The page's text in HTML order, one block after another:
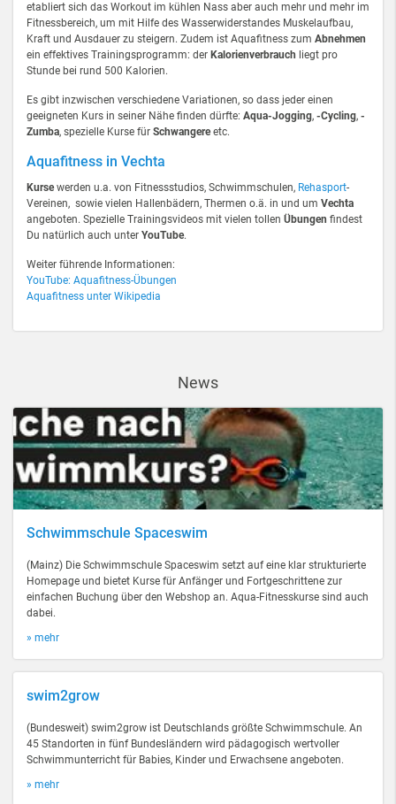
etabliert sich das Workout im kühlen Nass aber auch mehr und mehr im
Fitnessbereich, um mit Hilfe des Wasserwiderstandes Muskelaufbau,
Kraft und Ausdauer zu steigern. Zudem ist Aquafitness zum Abnehmen
ein effektives Trainingsprogramm: der Kalorienverbrauch liegt pro
Stunde bei rund 500 Kalorien.
Es gibt inzwischen verschiedene Variationen, so dass jeder einen
geeigneten Kurs in seiner Nähe finden dürfte: Aqua-Jogging, -Cycling, -
Zumba, spezielle Kurse für Schwangereetc.
Aquafitness in Vechta
Kursewerden u.a. von Fitnessstudios, Schwimmschulen, Rehasport-
Vereinen, sowie vielen Hallenbädern, Thermen o.ä. in und um Vechta
angeboten. Spezielle Trainingsvideos mit vielen tollen Übungen findest
Du natürlich auch unter YouTube.
Weiter führende Informationen:
YouTube: Aquafitness-Übungen
Aquafitness unter Wikipedia
News
Schwimmschule Spaceswim
(Mainz) Die Schwimmschule Spaceswim setzt auf eine klar strukturierte
Homepage und bietet Kurse für Anfänger und Fortgeschrittene zur
einfachen Buchung über den Webshop an. Aqua-Fitnesskurse sind auch
dabei.
» mehr
swim2grow
(Bundesweit) swim2grow ist Deutschlands größte Schwimmschule. An
45 Standorten in fünf Bundesländern wird pädagogisch wertvoller
Schwimmunterricht für Babies, Kinder und Erwachsene angeboten.
» mehr